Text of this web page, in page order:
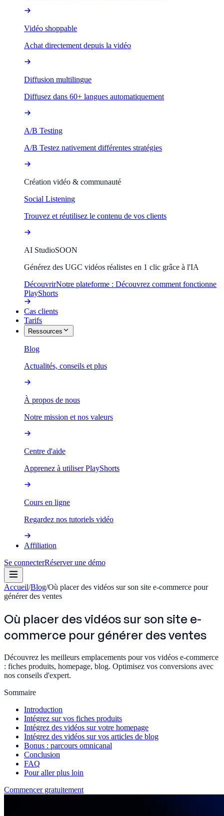
Vidéo shoppable
Achat directement depuis la vidéo
Diffusion multilingue
Diffusez dans 60+ langues automatiquement
A/B Testing
A/B Testez nativement différentes stratégies
Création vidéo & communauté
Social Listening
Trouvez et réutilisez le contenu de vos clients
AI StudioSOON
Générez des UGC vidéos réalistes en 1 clic grâce à l'IA
DécouvrirNotre plateforme : Découvrez comment fonctionne
PlayShorts
Cas clients
Tarifs
Ressources
Blog
Actualités, conseils et plus
À propos de nous
Notre mission et nos valeurs
Centre d'aide
Apprenez à utiliser PlayShorts
Cours en ligne
Regardez nos tutoriels vidéo
Affiliation
Se connecterRéserver une démo
Accueil/Blog/Où placer des vidéos sur son site e-commerce pour
générer des ventes
Où placer des vidéos sur son site e-
commerce pour générer des ventes
Découvrez les meilleurs emplacements pour vos vidéos e-commerce
: fiches produits, homepage, blog. Optimisez vos conversions avec
nos conseils d'expert.
Sommaire
Introduction
Intégrez sur vos fiches produits
Intégrez des vidéos sur votre homepage
Intégrez des vidéos sur vos articles de blog
Bonus : parcours omnicanal
Conclusion
FAQ
Pour aller plus loin
Commencer gratuitement